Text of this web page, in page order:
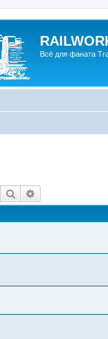
Всё для фаната
Поиск